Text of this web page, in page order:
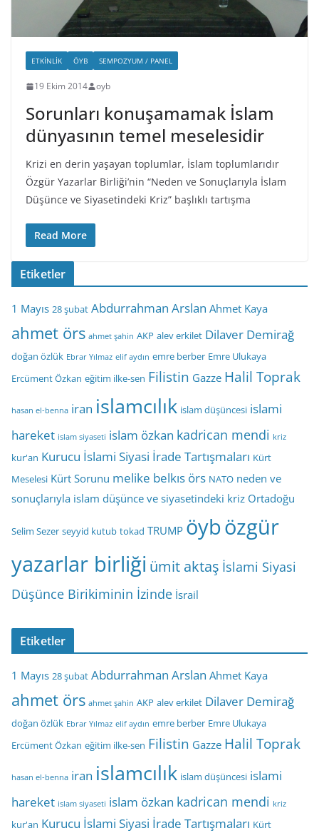
ETKINLIK ÖYB SEMPOZYUM / PANEL
19 Ekim 2014 oyb
Sorunları konuşamamak İslam
dünyasının temel meselesidir
Krizi en derin yaşayan toplumlar, İslam toplumlarıdır
Özgür Yazarlar Birliği’nin “Neden ve Sonuçlarıyla İslam
Düşünce ve Siyasetindeki Kriz” başlıklı tartışma
Read More
Etiketler
1 Mayıs 28 şubat Abdurrahman Arslan Ahmet Kaya
ahmet örs ahmet şahin AKP alev erkilet Dilaver Demirağ
doğan özlük Ebrar Yılmaz elif aydın emre berber Emre Ulukaya
Ercüment Özkan eğitim ilke-sen Filistin Gazze Halil Toprak
hasan el-benna iran islamcılık islam düşüncesi islami
hareket islam siyaseti islam özkan kadrican mendi kriz
kur'an Kurucu İslami Siyasi İrade Tartışmaları Kürt
Meselesi Kürt Sorunu melike belkıs örs NATO neden ve
sonuçlarıyla islam düşünce ve siyasetindeki kriz Ortadoğu
Selim Sezer seyyid kutub tokad TRUMP öybözgür
yazarlar birliği ümit aktaş İslami Siyasi
Düşünce Birikiminin İzinde İsrail
Etiketler
1 Mayıs 28 şubat Abdurrahman Arslan Ahmet Kaya
ahmet örs ahmet şahin AKP alev erkilet Dilaver Demirağ
doğan özlük Ebrar Yılmaz elif aydın emre berber Emre Ulukaya
Ercüment Özkan eğitim ilke-sen Filistin Gazze Halil Toprak
hasan el-benna iran islamcılık islam düşüncesi islami
hareket islam siyaseti islam özkan kadrican mendi kriz
kur'an Kurucu İslami Siyasi İrade Tartışmaları Kürt